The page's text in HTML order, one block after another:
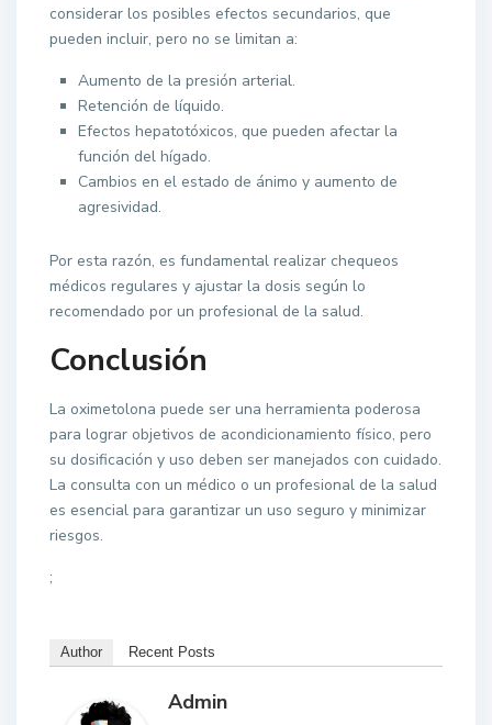
considerar los posibles efectos secundarios, que
pueden incluir, pero no se limitan a:
Aumento de la presión arterial.
Retención de líquido.
Efectos hepatotóxicos, que pueden afectar la
función del hígado.
Cambios en el estado de ánimo y aumento de
agresividad.
Por esta razón, es fundamental realizar chequeos
médicos regulares y ajustar la dosis según lo
recomendado por un profesional de la salud.
Conclusión
La oximetolona puede ser una herramienta poderosa
para lograr objetivos de acondicionamiento físico, pero
su dosificación y uso deben ser manejados con cuidado.
La consulta con un médico o un profesional de la salud
es esencial para garantizar un uso seguro y minimizar
riesgos.
;
Author Recent Posts
Admin